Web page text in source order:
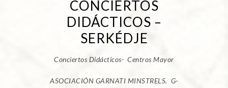
CONCIERTOS
DIDÁCTICOS –
SERKÉDJE
Conciertos Didácticos- Centros Mayor
ASOCIACIÓN GARNATI MINSTRELS. G-